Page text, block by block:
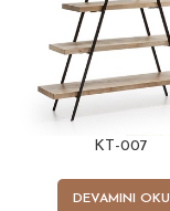
KT-007
DEVAMINI OKU